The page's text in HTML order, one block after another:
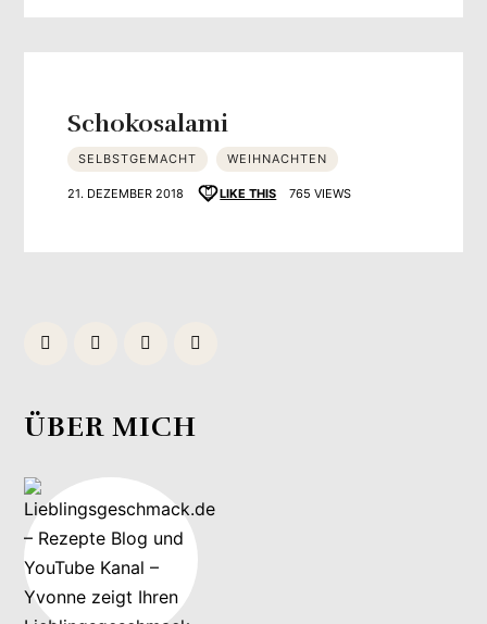
Schokosalami
SELBSTGEMACHT WEIHNACHTEN
21. DEZEMBER 2018 LIKE THIS 765 VIEWS
ÜBER MICH